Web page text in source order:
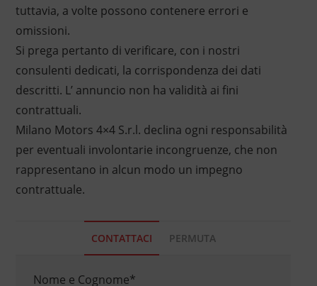
tuttavia, a volte possono contenere errori e
omissioni.
Si prega pertanto di verificare, con i nostri
consulenti dedicati, la corrispondenza dei dati
descritti. L’ annuncio non ha validità ai fini
contrattuali.
Milano Motors 4×4 S.r.l. declina ogni responsabilità
per eventuali involontarie incongruenze, che non
rappresentano in alcun modo un impegno
contrattuale.
CONTATTACI PERMUTA
Nome e Cognome*